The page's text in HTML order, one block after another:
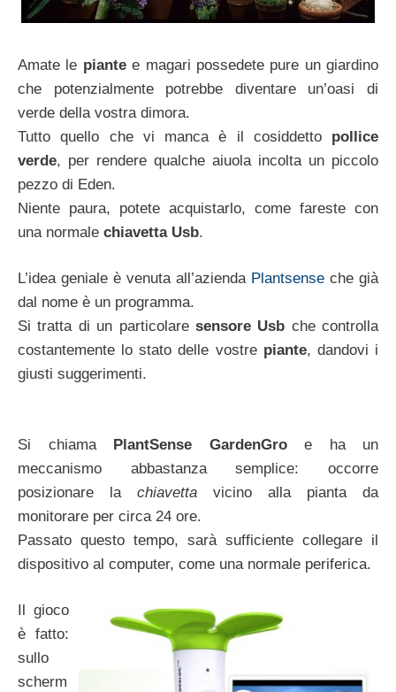
Amate le piantee magari possedete pure un giardino
che potenzialmente potrebbe diventare un’oasi di
verde della vostra dimora.
Tutto quello che vi manca è il cosiddetto pollice
verde, per rendere qualche aiuola incolta un piccolo
pezzo di Eden.
Niente paura, potete acquistarlo, come fareste con
una normale chiavetta Usb.
L’idea geniale è venuta all’azienda Plantsense che già
dal nome è un programma.
Si tratta di un particolare sensore Usb che controlla
costantemente lo stato delle vostre piante, dandovi i
giusti suggerimenti.
Si chiama PlantSense GardenGroe ha un
meccanismo abbastanza semplice: occorre
posizionare la chiavetta vicino alla pianta da
monitorare per circa 24 ore.
Passato questo tempo, sarà sufficiente collegare il
dispositivo al computer, come una normale periferica.
Il gioco
è fatto:
sullo
scherm